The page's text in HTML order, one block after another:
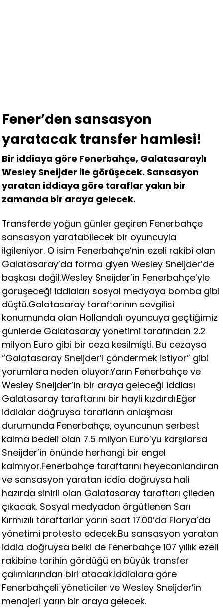
Fener’den sansasyon
yaratacak transfer hamlesi!
Bir iddiaya göre Fenerbahçe, Galatasaraylı
Wesley Sneijder ile görüşecek. Sansasyon
yaratan iddiaya göre taraflar yakın bir
zamanda bir araya gelecek.
Transferde yoğun günler geçiren Fenerbahçe
sansasyon yaratabilecek bir oyuncuyla
ilgileniyor. O isim Fenerbahçe’nin ezeli rakibi olan
Galatasaray’da forma giyen Wesley Sneijder’de
başkası değil.Wesley Sneijder’in Fenerbahçe’yle
görüşeceği iddiaları sosyal medyaya bomba gibi
düştü.Galatasaray taraftarının sevgilisi
konumunda olan Hollandalı oyuncuya geçtiğimiz
günlerde Galatasaray yönetimi tarafından 2.2
milyon Euro gibi bir ceza kesilmişti. Bu cezaysa
“Galatasaray Sneijder’i göndermek istiyor” gibi
yorumlara neden oluyor.Yarın Fenerbahçe ve
Wesley Sneijder’in bir araya geleceği iddiası
Galatasaray taraftarını bir hayli kızdırdı.Eğer
iddialar doğruysa tarafların anlaşması
durumunda Fenerbahçe, oyuncunun serbest
kalma bedeli olan 7.5 milyon Euro’yu karşılarsa
Sneijder’in önünde herhangi bir engel
kalmıyor.Fenerbahçe taraftarını heyecanlandıran
ve sansasyon yaratan iddia doğruysa hali
hazırda sinirli olan Galatasaray taraftarı çileden
çıkacak. Sosyal medyadan örgütlenen Sarı
Kırmızılı taraftarlar yarın saat 17.00’da Florya’da
yönetimi protesto edecek.Bu sansasyon yaratan
iddia doğruysa belki de Fenerbahçe 107 yıllık ezeli
rakibine tarihin gördüğü en büyük transfer
çalımlarından biri atacak.İddialara göre
Fenerbahçeli yöneticiler ve Wesley Sneijder’in
menajeri yarın bir araya gelecek.